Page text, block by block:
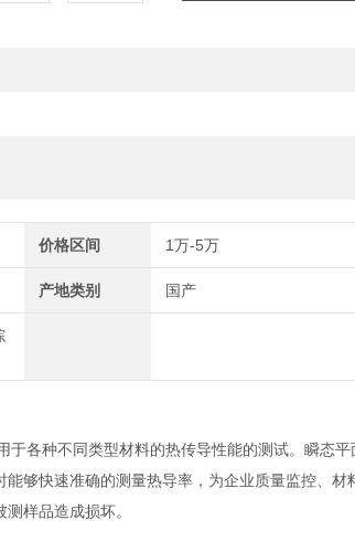
价格区间 1万-5万
产地类别 国产
各种不同类型材料的热传导性能的测试。瞬态
够快速准确的测量热导率，为企业质量监控、材
样品造成损坏。